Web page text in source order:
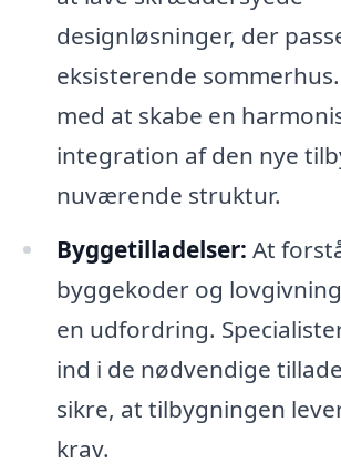
designløsninger, der
eksisterende
med at skabe en
integration af den nye
nuværende struktur.
Byggetilladelser: At
byggekoder og
en udfordring.
ind i de nødvendige
sikre, at tilbygningen
krav.